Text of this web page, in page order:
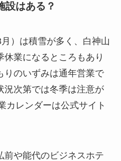
設はある？
）は積雪が多く、白神山
業になるところもあり
りのいずみは通年営業で
況次第では冬季は注意が
カレンダーは公式サイト
前や能代のビジネスホテ